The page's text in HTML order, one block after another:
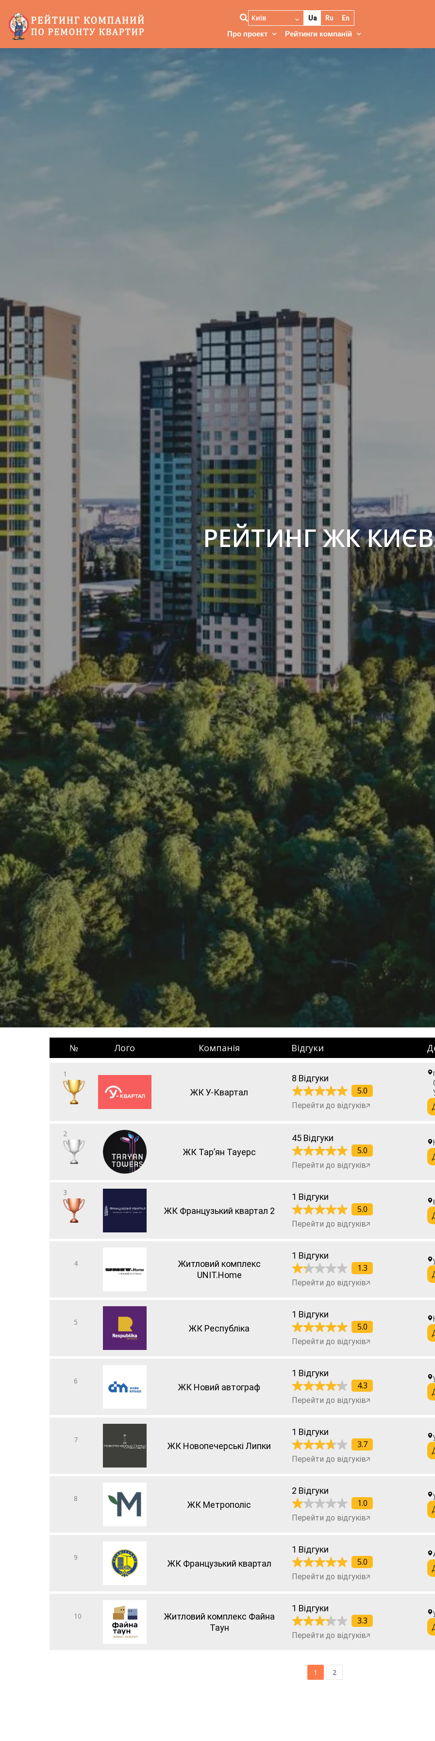
Київ Ua Ru En
Про проект Рейтинги компаній
РЕЙТИНГ ЖК
№ Лого Компанія Відгуки
1
ЖК У-Квартал
8 Відгуки
5.0
Перейти до відгуків
2
ЖК Тар’ян Тауерс
45 Відгуки
5.0
Перейти до відгуків
3
ЖК Французький квартал 2
1 Відгуки
5.0
Перейти до відгуків
4
Житловий комплекс
UNIT.Home
1 Відгуки
1.3
Перейти до відгуків
5
ЖК Республіка
1 Відгуки
5.0
Перейти до відгуків
6
ЖК Новий автограф
1 Відгуки
4.3
Перейти до відгуків
7
ЖК Новопечерські Липки
1 Відгуки
3.7
Перейти до відгуків
8
ЖК Метрополіс
2 Відгуки
1.0
Перейти до відгуків
9
ЖК Французький квартал
1 Відгуки
5.0
Перейти до відгуків
10
Житловий комплекс Файна
Таун
1 Відгуки
3.3
Перейти до відгуків
1 2